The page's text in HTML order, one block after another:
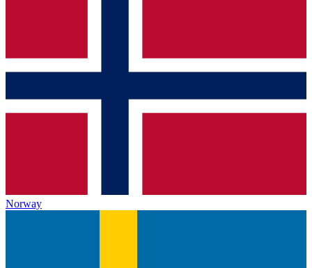
Norway